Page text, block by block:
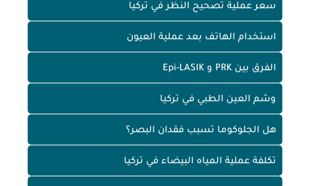
سعر عملية تصحيح النظر في تركيا
استخدام الهاتف بعد عملية العيون
الفرق بين PRK و Epi-LASIK
وشم العين الطبي في تركيا
هل الجلوكوما تسبب فقدان البصر؟
تكلفة عملية المياه البيضاء في تركيا